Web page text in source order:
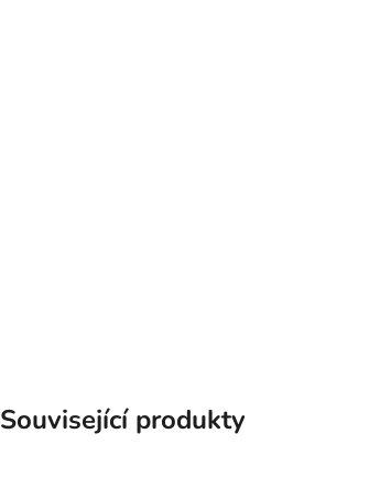
Související produkty